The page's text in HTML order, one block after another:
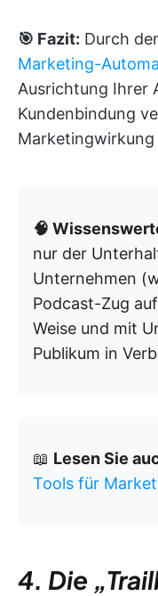
🎯 Fazit: Durch
Marketing-
Ausrichtung Ihrer
Kundenbindung
Marketingwirkung
🧠
nur der
Unternehmen
Podcast-Zug
Weise und mit
Publikum in
📖 Lesen Sie
Tools für
4. Die